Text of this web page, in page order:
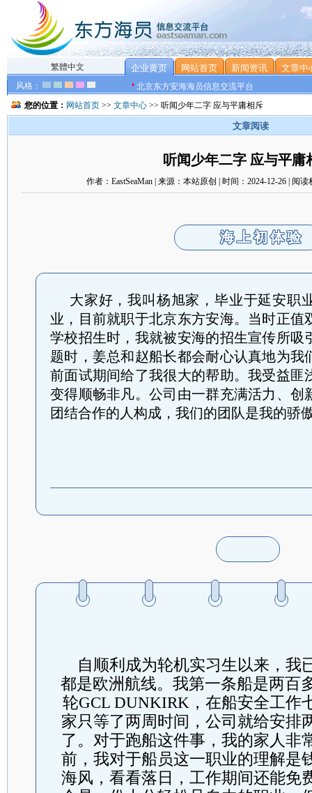
繁體中文
风格：
企业黄页 网站首页 新闻资讯 文章中
北京东方安海海员信息交流平台
您的位置： 网站首页 >> 文章中心 >> 听闻少年二字 应与平庸相斥
文章阅读
听闻少年二字 应与平庸
作者：EastSeaMan | 来源：本站原创 | 时间：2024-12-26 | 阅
海上初体验
大家好，我叫杨旭家，毕业于延安职
业，目前就职于北京东方安海。 当时正值
学校招生时，我就被安海的招生宣传所吸
题时，姜总和赵船长都会耐心认真地为我
前面试期间给了我很大的帮助。我受益匪
变得顺畅非凡。公司由一群充满活力、创
团结合作的人构成，我们的团队是我的骄
自顺利成为轮机实习生以来，我
都是欧洲航线。我第一条船是两百
轮GCL DUNKIRK，在船安全工作
家只等了两周时间，公司就给安排
了。 对于跑船这件事，我的家人非
前，我对于船员这一职业的理解是
海风，看看落日，工作期间还能免